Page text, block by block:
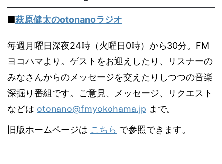
■萩原健太のotonanoラジオ
毎週月曜日深夜24時（火曜日0時）から30分。FM
ヨコハマより。ゲストをお迎えしたり、リスナーの
みなさんからのメッセージを交えたりしつつの音楽
深掘り番組です。ご意見、メッセージ、リクエスト
などは otonano@fmyokohama.jp まで。
旧版ホームページは こちら で参照できます。